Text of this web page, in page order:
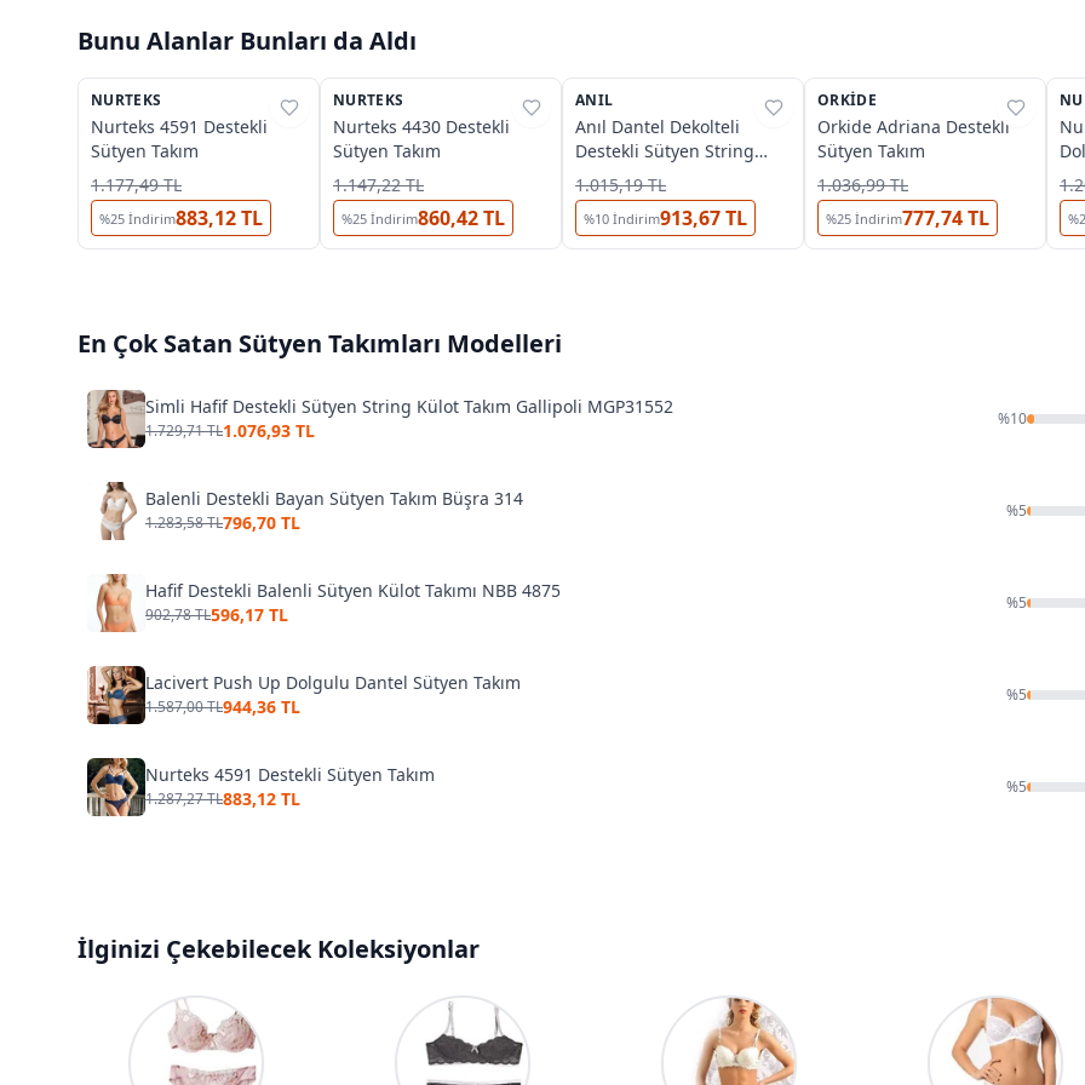
Bunu Alanlar Bunları da Aldı
%31
NURTEKS
Nurteks 4591 Destekli
Sütyen Takım
1.177,49 TL
%25 İndirim883,12 TL
%31
NURTEKS
Nurteks 4430 Destekli
Sütyen Takım
1.147,22 TL
%25 İndirim860,42 TL
%26
ANIL
Anıl Dantel Dekolteli
Destekli Sütyen String
Takım 4683
1.015,19 TL
%10 İndirim913,67 TL
%33
ORKIDE
Orkide Adriana Destekli
Sütyen Takım
1.036,99 TL
%25 İndirim777,74 TL
%
%
En Çok Satan Sütyen Takımları Modelleri
Simli Hafif Destekli Sütyen String Külot Takım Gallipoli MGP31552
1.729,71 TL1.076,93 TL
%10
Balenli Destekli Bayan Sütyen Takım Büşra 314
1.283,58 TL796,70 TL
%5
Hafif Destekli Balenli Sütyen Külot Takımı NBB 4875
902,78 TL596,17 TL
%5
Lacivert Push Up Dolgulu Dantel Sütyen Takım
1.587,00 TL944,36 TL
%5
Nurteks 4591 Destekli Sütyen Takım
1.287,27 TL883,12 TL
%5
İlginizi Çekebilecek Koleksiyonlar